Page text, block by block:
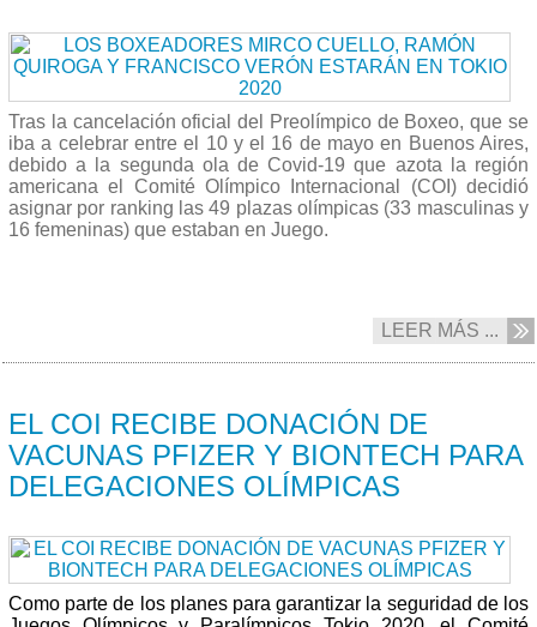
Tras la cancelación oficial del Preolímpico de Boxeo, que se
iba a celebrar entre el 10 y el 16 de mayo en Buenos Aires,
debido a la segunda ola de Covid-19 que azota la región
americana el Comité Olímpico Internacional (COI) decidió
asignar por ranking las 49 plazas olímpicas (33 masculinas y
16 femeninas) que estaban en Juego.
LEER MÁS ...
EL COI RECIBE DONACIÓN DE
VACUNAS PFIZER Y BIONTECH PARA
DELEGACIONES OLÍMPICAS
Como parte de los planes para garantizar la seguridad de los